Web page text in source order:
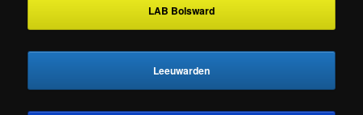
LAB Bolsward
Leeuwarden